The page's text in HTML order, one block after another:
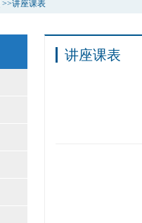
>>讲座课表
讲座课表